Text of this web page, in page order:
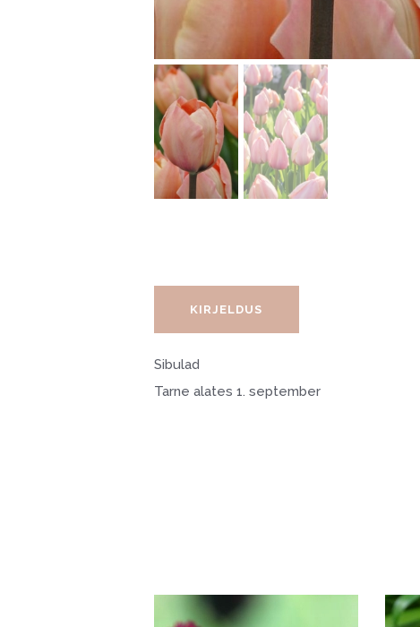
KIRJELDUS
Sibulad
Tarne alates 1. september